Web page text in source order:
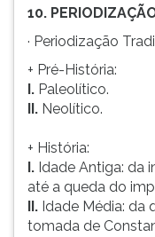
10.
· Periodização
+ Pré-História:
I. Paleolítico.
II. Neolítico.
+ História:
I. Idade Antiga: da
até a queda do
II. Idade Média: da
tomada de